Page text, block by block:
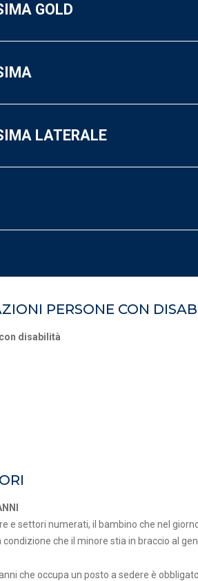
GOLD
LATERALE
PERSONE CON
disabilità
e settori numerati, il bambino che nel
che il minore stia in braccio al
che occupa un posto a sedere è